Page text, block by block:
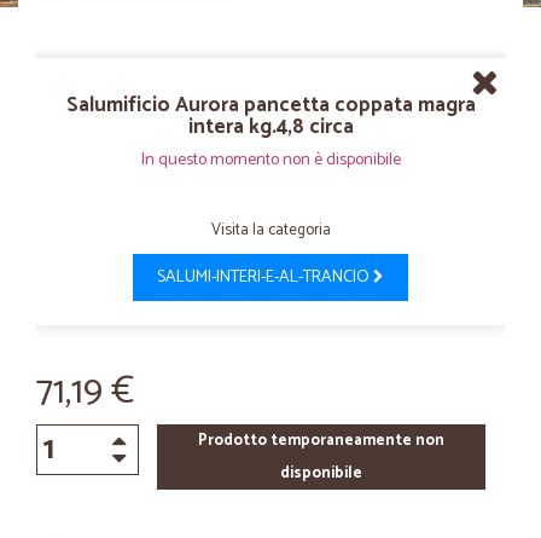
Salumificio Aurora pancetta coppata magra
intera kg.4,8 circa
In questo momento non è disponibile
Visita la categoria
SALUMI-INTERI-E-AL-TRANCIO
71,19 €
Prodotto temporaneamente non
disponibile